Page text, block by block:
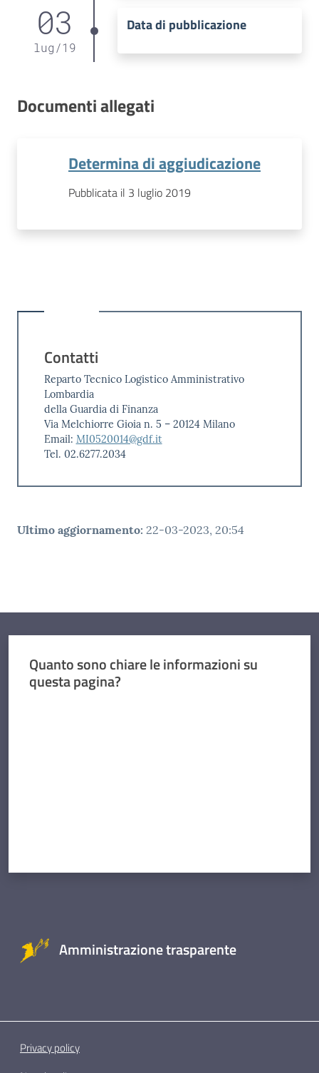
03
lug /19
Data di pubblicazione
Documenti allegati
Determina di aggiudicazione
Pubblicata il 3 luglio 2019
Contatti
Reparto Tecnico Logistico Amministrativo
Lombardia
della Guardia di Finanza
Via Melchiorre Gioia n. 5 – 20124 Milano
Email: MI0520014@gdf.it
Tel. 02.6277.2034
Ultimo aggiornamento: 22-03-2023, 20:54
Quanto sono chiare le informazioni su
questa pagina?
Amministrazione trasparente
Privacy policy